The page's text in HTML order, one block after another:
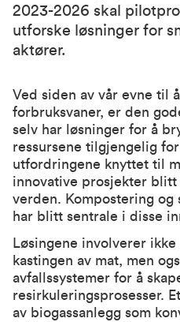
2023-2026 skal
utforske løsninger for
aktører.
Ved siden av vår evne til
forbruksvaner, er den
selv har løsninger for å
ressursene tilgjengelig
utfordringene knyttet til
innovative prosjekter blitt
verden. Kompostering
har blitt sentrale i disse
Løsingene involverer
kastingen av mat, men
avfallssystemer for å
resirkuleringsprosesser.
av biogassanlegg som